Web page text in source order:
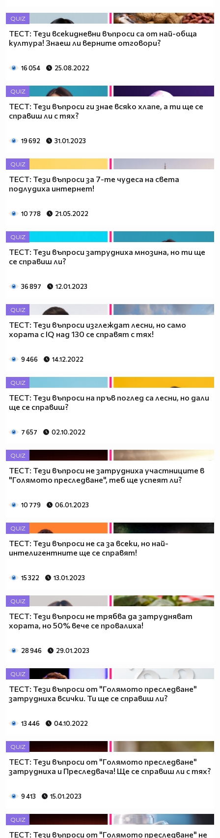
QUIZ
ТЕСТ: Тези всекидневни въпроси са от най-обща
култура! Знаеш ли верните отговори?
16 054 25.08.2022
QUIZ
ТЕСТ: Тези въпроси ги знае всяко хлапе, а ти ще се
справиш ли с тях?
19 692 31.01.2023
QUIZ
ТЕСТ: Тези въпроси за 7-те чудеса на света
подлудиха интернет!
10 778 21.05.2022
QUIZ
ТЕСТ: Тези въпроси затрудниха мнозина, но ти ще
се справиш ли?
36 897 12.01.2023
QUIZ
ТЕСТ: Тези въпроси изглеждат лесни, но само
хората с IQ над 130 се справят с тях!
9 466 14.12.2022
QUIZ
ТЕСТ: Тези въпроси на пръв поглед са лесни, но дали
ще се справиш?
7 657 02.10.2022
QUIZ
ТЕСТ: Тези въпроси не затрудниха участниците в
"Голямото преследване", теб ще успеят ли?
10 779 06.01.2023
QUIZ
ТЕСТ: Тези въпроси не са за всеки, но най-
интелигентните ще се справят!
15 322 13.01.2023
QUIZ
ТЕСТ: Тези въпроси не трябва да затрудняват
хората, но 50% вече се провалиха!
28 946 29.01.2023
QUIZ
ТЕСТ: Тези въпроси от "Голямото преследване"
затрудниха всички. Ти ще се справиш ли?
13 446 04.10.2022
QUIZ
ТЕСТ: Тези въпроси от "Голямото преследване"
затрудниха и Преследвача! Ще се справиш ли с тях?
9 413 15.01.2023
QUIZ
ТЕСТ: Тези въпроси от "Голямото преследване" не